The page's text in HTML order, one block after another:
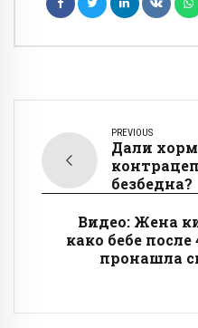
PREVIOUS
Дали
безбедна?
Видео: Жена
како бебе после
пронашла